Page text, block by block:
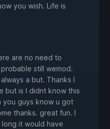
you wish. Life is
are no need to
still wemod.
a but. Thanks I
but is I didnt know this
you guys know u got
thanks. great fun. I
it would have